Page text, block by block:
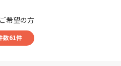
希望の方
数61件